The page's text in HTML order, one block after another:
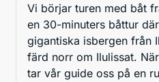
Vi börjar turen med båt
en 30-minuters båttur
gigantiska isbergen från
färd norr om Ilulissat.
tar vår guide oss på en